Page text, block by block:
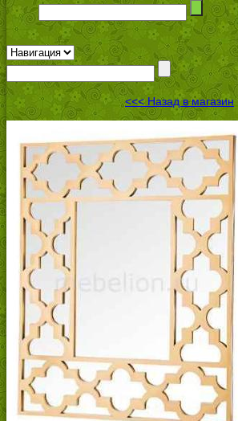
<<< Назад в магазин